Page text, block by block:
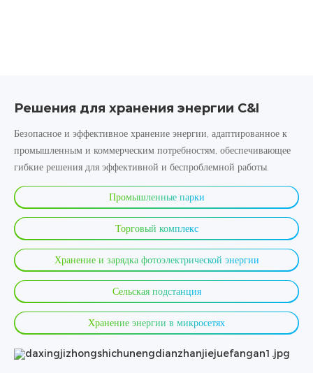
Решения для хранения энергии C&I
Безопасное и эффективное хранение энергии, адаптированное к
промышленным и коммерческим потребностям, обеспечивающее
гибкие решения для эффективной и беспроблемной работы.
Промышленные парки
Торговый комплекс
Хранение и зарядка фотоэлектрической энергии
Сельская подстанция
Хранение энергии в микросетях